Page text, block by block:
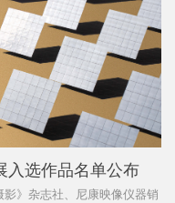
入选作品名单公布
》杂志社、尼康映像仪器销